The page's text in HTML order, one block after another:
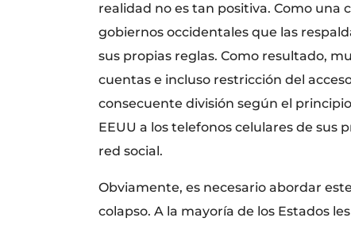
realidad no es tan positiva. Como una
gobiernos occidentales que las
sus propias reglas. Como resultado,
cuentas e incluso restricción del
consecuente división según el
EEUU a los telefonos celulares de sus
red social.
Obviamente, es necesario abordar
colapso. A la mayoría de los Estados